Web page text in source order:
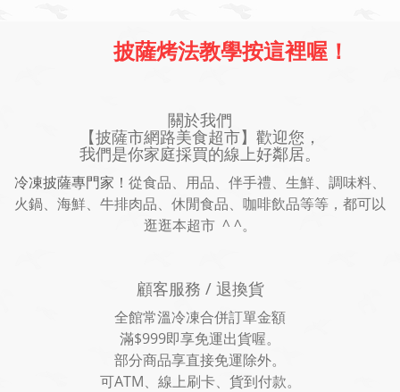
披薩烤法教學按這裡喔！
關於我們
【披薩市網路美食超市】歡迎您，
我們是你家庭採買的線上好鄰居。
冷凍披薩專門家！ 從食品、用品、伴手禮、生鮮、調味料、
火鍋、海鮮、牛排肉品、休閒食品、咖啡飲品等等，都可以
逛逛本超市 ^ ^。
顧客服務 / 退換貨
全館常溫冷凍合併訂單金額
滿$999即享免運出貨喔。
部分商品享直接免運除外。
可ATM、線上刷卡、貨到付款。